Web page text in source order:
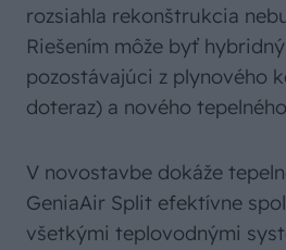
rozsiahla rekonštrukcia
Riešením môže byť
pozostávajúci z plynového
doteraz) a nového
V novostavbe dokáže
GeniaAir Split efektívne
všetkými teplovodnými